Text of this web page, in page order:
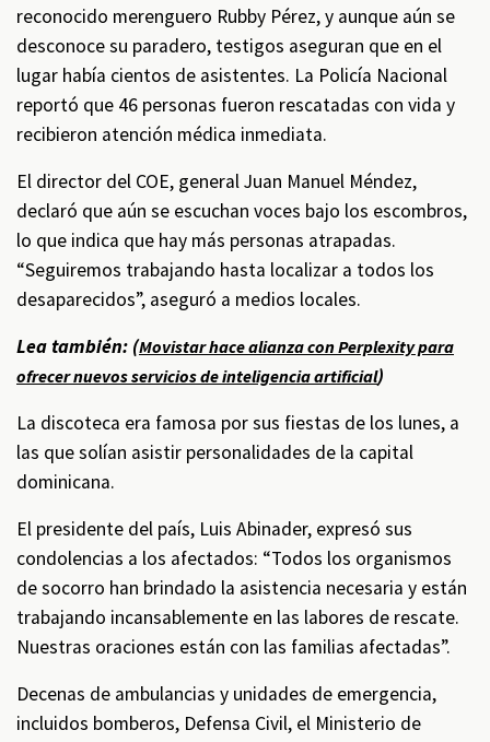
reconocido merenguero Rubby Pérez, y aunque aún se
desconoce su paradero, testigos aseguran que en el
lugar había cientos de asistentes. La Policía Nacional
reportó que 46 personas fueron rescatadas con vida y
recibieron atención médica inmediata.
El director del COE, general Juan Manuel Méndez,
declaró que aún se escuchan voces bajo los escombros,
lo que indica que hay más personas atrapadas.
“Seguiremos trabajando hasta localizar a todos los
desaparecidos”, aseguró a medios locales.
Lea también: (Movistar hace alianza con Perplexity para
ofrecer nuevos servicios de inteligencia artificial)
La discoteca era famosa por sus fiestas de los lunes, a
las que solían asistir personalidades de la capital
dominicana.
El presidente del país, Luis Abinader, expresó sus
condolencias a los afectados: “Todos los organismos
de socorro han brindado la asistencia necesaria y están
trabajando incansablemente en las labores de rescate.
Nuestras oraciones están con las familias afectadas”.
Decenas de ambulancias y unidades de emergencia,
incluidos bomberos, Defensa Civil, el Ministerio de